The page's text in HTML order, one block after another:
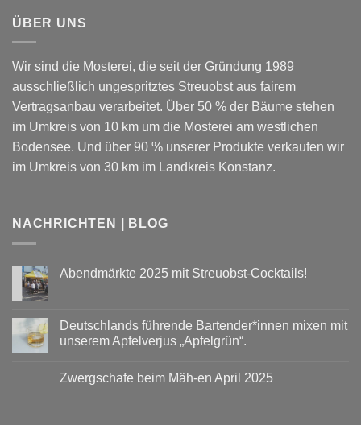
ÜBER UNS
Wir sind die Mosterei, die seit der Gründung 1989
ausschließlich ungespritztes Streuobst aus fairem
Vertragsanbau verarbeitet. Über 50 % der Bäume stehen
im Umkreis von 10 km um die Mosterei am westlichen
Bodensee. Und über 90 % unserer Produkte verkaufen wir
im Umkreis von 30 km im Landkreis Konstanz.
NACHRICHTEN | BLOG
Abendmärkte 2025 mit Streuobst-Cocktails!
Abendmärkte
2025
mit
Deutschlands führende Bartender*innen mixen mit
unserem Apfelverjus „Apfelgrün“.
zu
Deutschlands
Zwergschafe beim Mäh-en April 2025